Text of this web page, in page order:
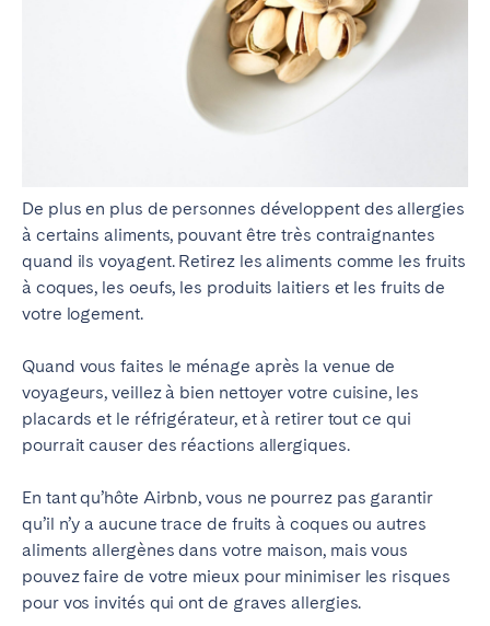
De plus en plus de personnes développent des allergies
à certains aliments, pouvant être très contraignantes
quand ils voyagent. Retirez les aliments comme les fruits
à coques, les oeufs, les produits laitiers et les fruits de
votre logement.
Quand vous faites le ménage après la venue de
voyageurs, veillez à bien nettoyer votre cuisine, les
placards et le réfrigérateur, et à retirer tout ce qui
pourrait causer des réactions allergiques.
En tant qu’hôte Airbnb, vous ne pourrez pas garantir
qu’il n’y a aucune trace de fruits à coques ou autres
aliments allergènes dans votre maison, mais vous
pouvez faire de votre mieux pour minimiser les risques
pour vos invités qui ont de graves allergies.